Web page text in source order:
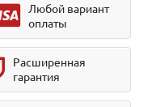
Любой вариант
оплаты
Расширенная
гарантия